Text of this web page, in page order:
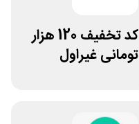
کد تخفیف 120 هزار
تومانی غیراول